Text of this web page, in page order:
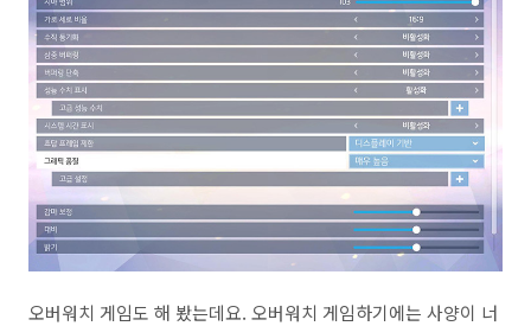
오버워치 게임도 해 봤는데요. 오버워치 게임하기에는 사양이 너